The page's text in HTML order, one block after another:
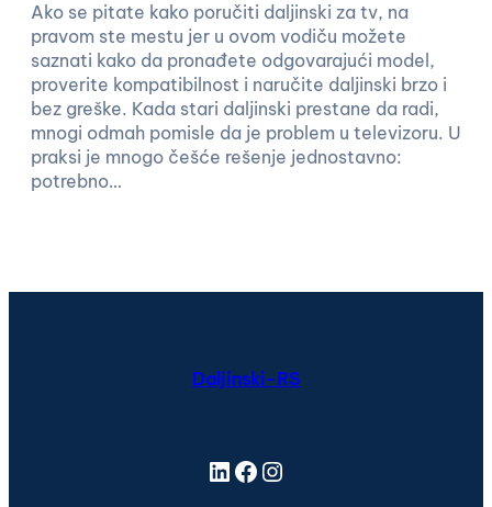
Ako se pitate kako poručiti daljinski za tv, na
pravom ste mestu jer u ovom vodiču možete
saznati kako da pronađete odgovarajući model,
proverite kompatibilnost i naručite daljinski brzo i
bez greške. Kada stari daljinski prestane da radi,
mnogi odmah pomisle da je problem u televizoru. U
praksi je mnogo češće rešenje jednostavno:
potrebno…
Daljinski-RS
LinkedIn Facebook Instagram